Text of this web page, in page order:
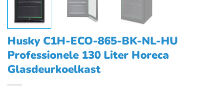
Husky C1H-ECO-865-BK-NL-HU
Professionele 130 Liter Horeca
Glasdeurkoelkast